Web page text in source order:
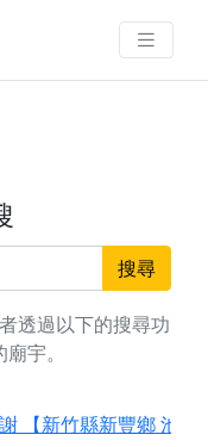
聖王廟宇資
與您有緣的
搜尋
透過以下的搜尋功
宇。
【新竹縣新豐鄉 池和